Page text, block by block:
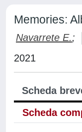
Memories:
Navarrete E.;
2021
Scheda
Scheda